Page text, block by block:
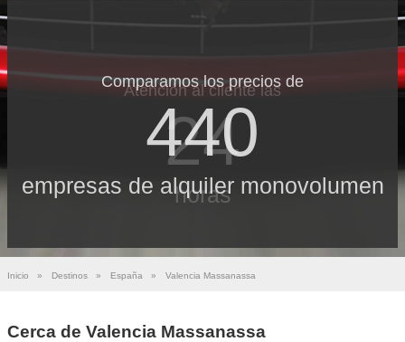
Comparamos los precios de
440
empresas de alquiler monovolumen
Atención al cliente las
24
horas
Inicio » Destinos » España » Valencia Massanassa
Cerca de Valencia Massanassa